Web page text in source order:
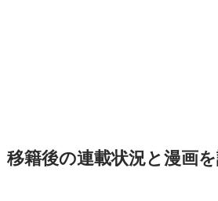
移籍後の連載状況と漫画